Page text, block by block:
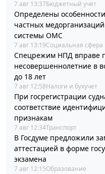
7 авг 13:37Бюджетный учет
Определены
частных
системы ОМС
7 авг 13:19Социальная сфера
Спецрежим НПД вправе
несовершеннолетние в
до 18 лет
7 авг 12:58Налоги и бухучет
При госрегистрации
соответствие
признакам
7 авг 12:34Транспорт
В Госдуме предложили
аттестацией в форме
экзамена
7 авг 12:15Образование